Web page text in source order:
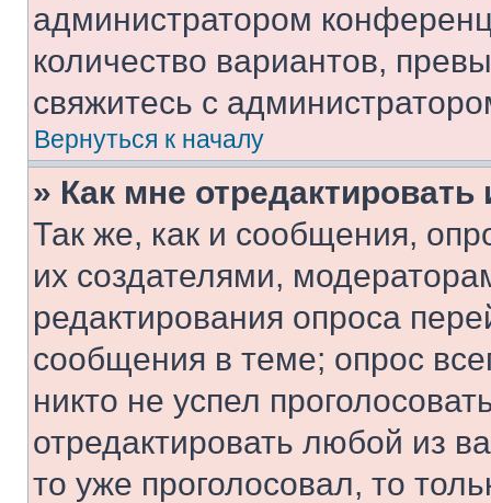
администратором
количество вариантов,
свяжитесь с
Вернуться к началу
» Как мне
Так же, как и сообщения,
их создателями,
редактирования опроса
сообщения в теме; опрос
никто не успел
отредактировать любой из
то уже проголосовал, то